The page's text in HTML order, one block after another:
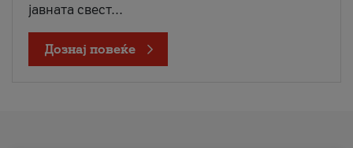
јавната свест...
Дознај повеќе